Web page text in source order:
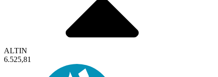
ALTIN
6.525,81